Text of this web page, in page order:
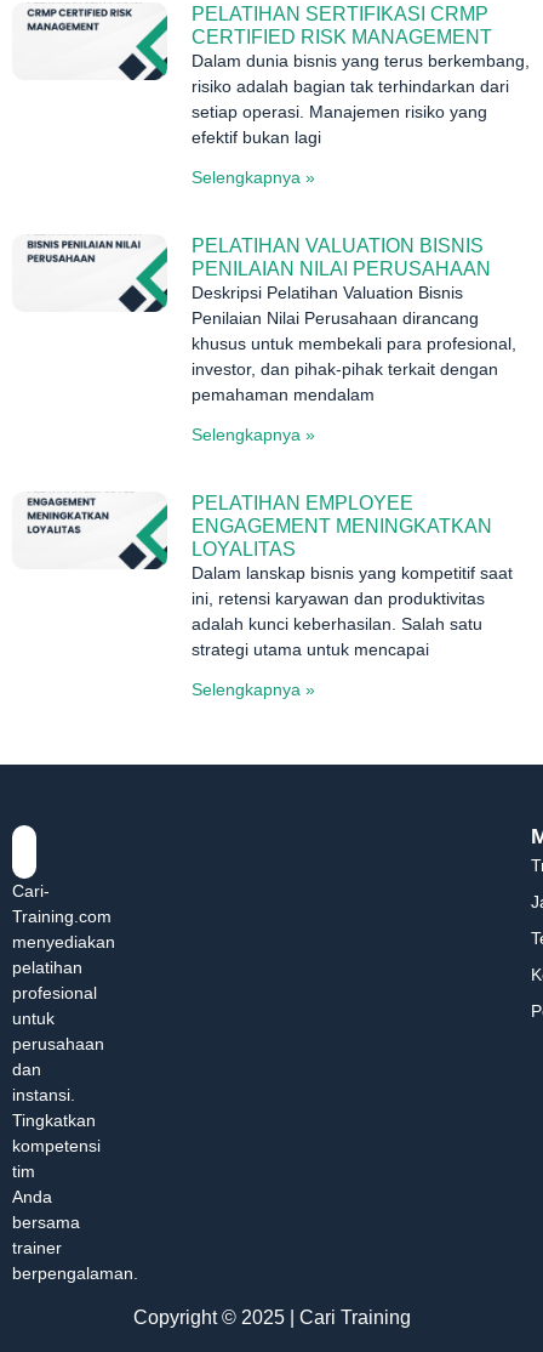
PELATIHAN SERTIFIKASI CRMP
CERTIFIED RISK MANAGEMENT
Dalam dunia bisnis yang terus berkembang,
risiko adalah bagian tak terhindarkan dari
setiap operasi. Manajemen risiko yang
efektif bukan lagi
Selengkapnya »
PELATIHAN VALUATION BISNIS
PENILAIAN NILAI PERUSAHAAN
Deskripsi Pelatihan Valuation Bisnis
Penilaian Nilai Perusahaan dirancang
khusus untuk membekali para profesional,
investor, dan pihak-pihak terkait dengan
pemahaman mendalam
Selengkapnya »
PELATIHAN EMPLOYEE
ENGAGEMENT MENINGKATKAN
LOYALITAS
Dalam lanskap bisnis yang kompetitif saat
ini, retensi karyawan dan produktivitas
adalah kunci keberhasilan. Salah satu
strategi utama untuk mencapai
Selengkapnya »
Cari-
Training.com
menyediakan
pelatihan
profesional
untuk
perusahaan
dan
instansi.
Tingkatkan
kompetensi
tim
Anda
bersama
trainer
berpengalaman.
Copyright © 2025 | Cari Training